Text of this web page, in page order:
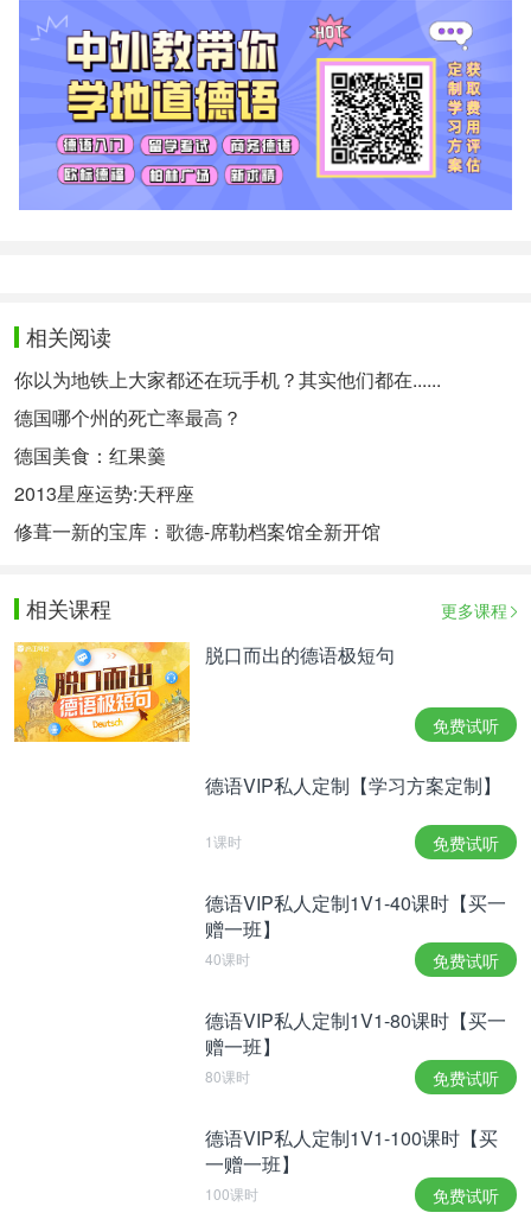
相关阅读
你以为地铁上大家都还在玩手机？其实他们都在......
德国哪个州的死亡率最高？
德国美食：红果羹
2013星座运势:天秤座
修葺一新的宝库：歌德-席勒档案馆全新开馆
相关课程 更多课程
脱口而出的德语极短句
免费试听
德语VIP私人定制【学习方案定制】
1课时 免费试听
德语VIP私人定制1V1-40课时【买一
赠一班】
40课时 免费试听
德语VIP私人定制1V1-80课时【买一
赠一班】
80课时 免费试听
德语VIP私人定制1V1-100课时【买
一赠一班】
100课时 免费试听